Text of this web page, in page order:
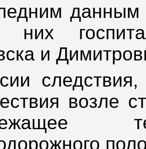
данным
и
следствия,
возле